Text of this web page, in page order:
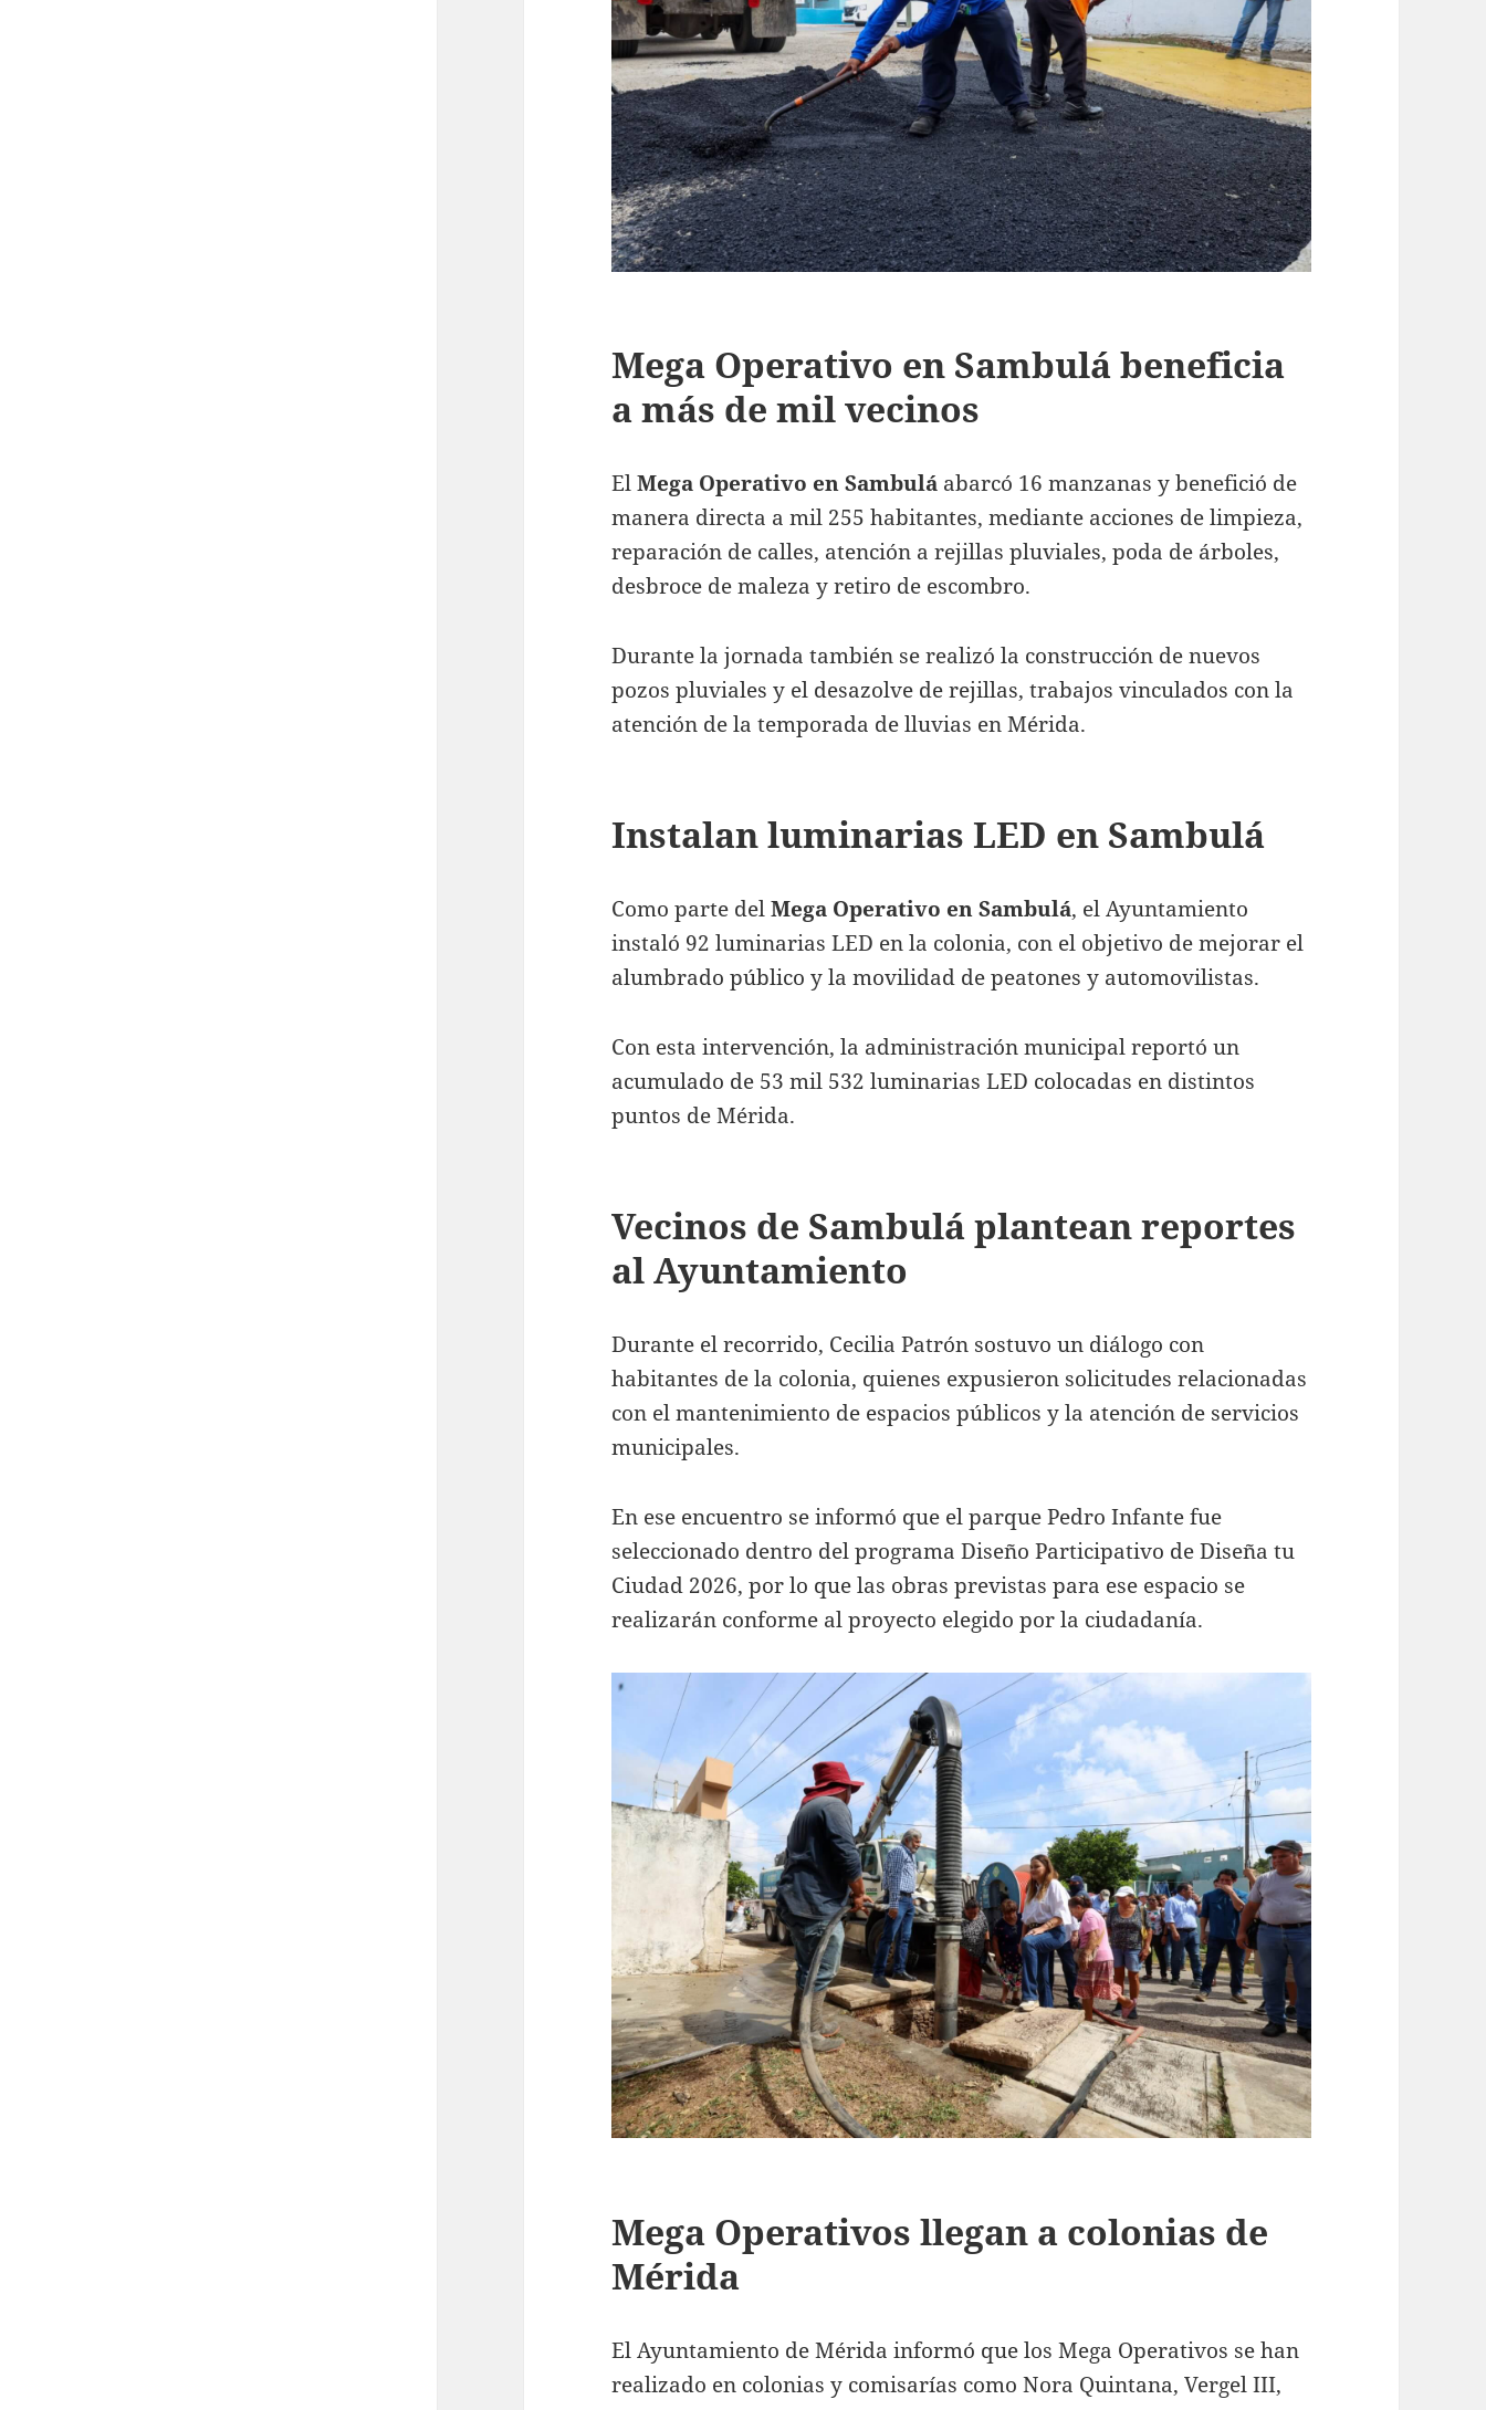
Mega Operativo en Sambulá beneficia
a más de mil vecinos
ElMega Operativo en Sambulá abarcó 16 manzanas y benefició de
manera directa a mil 255 habitantes, mediante acciones de limpieza,
reparación de calles, atención a rejillas pluviales, poda de árboles,
desbroce de maleza y retiro de escombro.
Durante la jornada también se realizó la construcción de nuevos
pozos pluviales y el desazolve de rejillas, trabajos vinculados con la
atención de la temporada de lluvias en Mérida.
Instalan luminarias LED en Sambulá
Como parte delMega Operativo en Sambulá, el Ayuntamiento
instaló 92 luminarias LED en la colonia, con el objetivo de mejorar el
alumbrado público y la movilidad de peatones y automovilistas.
Con esta intervención, la administración municipal reportó un
acumulado de 53 mil 532 luminarias LED colocadas en distintos
puntos de Mérida.
Vecinos de Sambulá plantean reportes
al Ayuntamiento
Durante el recorrido, Cecilia Patrón sostuvo un diálogo con
habitantes de la colonia, quienes expusieron solicitudes relacionadas
con el mantenimiento de espacios públicos y la atención de servicios
municipales.
En ese encuentro se informó que el parque Pedro Infante fue
seleccionado dentro del programa Diseño Participativo de Diseña tu
Ciudad 2026, por lo que las obras previstas para ese espacio se
realizarán conforme al proyecto elegido por la ciudadanía.
Mega Operativos llegan a colonias de
Mérida
El Ayuntamiento de Mérida informó que los Mega Operativos se han
realizado en colonias y comisarías como Nora Quintana, Vergel III,